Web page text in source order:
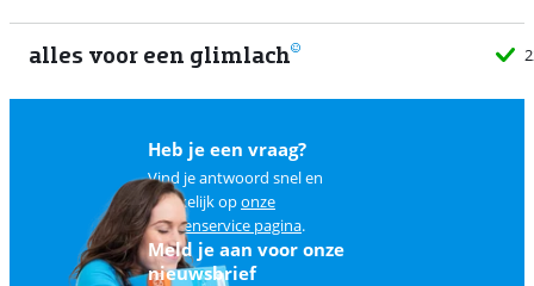
alles voor een glimlach
Heb je een vraag?
Vind je antwoord snel en
makkelijk oponze
klantenservice pagina.
Meld je aan voor onze
nieuwsbrief